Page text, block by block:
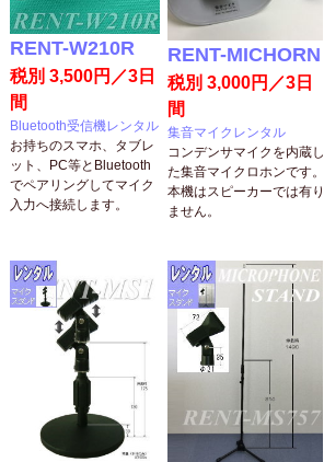
RENT-W210R
税別 3,500円／3日
間
Bluetooth受信機レンタル
お持ちのスマホ、タブレ
ット、PC等とBluetooth
でペアリングしてマイク
入力へ接続します。
RENT-MICHORN
税別 3,000円／3日
間
集音マイクレンタル
コンデンサマイクを内蔵し
た集音マイクロホンです。
本機はスピーカーでは有り
ません。